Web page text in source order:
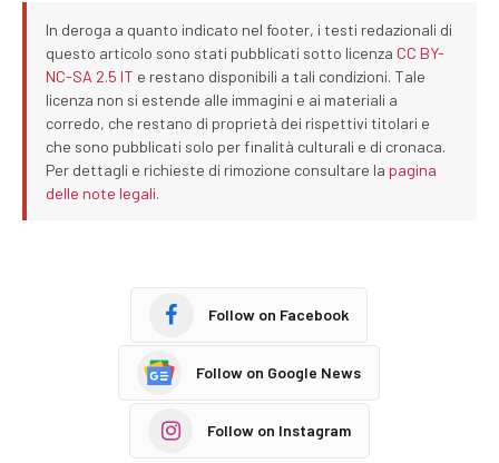
In deroga a quanto indicato nel footer, i testi redazionali di
questo articolo sono stati pubblicati sotto licenza CC BY-
NC-SA 2.5 IT e restano disponibili a tali condizioni. Tale
licenza non si estende alle immagini e ai materiali a
corredo, che restano di proprietà dei rispettivi titolari e
che sono pubblicati solo per finalità culturali e di cronaca.
Per dettagli e richieste di rimozione consultare la pagina
delle note legali.
Follow on Facebook
Follow on Google News
Follow on Instagram